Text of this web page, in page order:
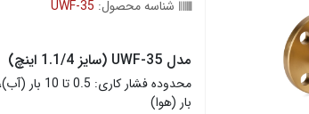
شناسه محصول: UWF-35
مدل UWF-35 (سایز 1.1/4 اینچ)
بار (هوا)